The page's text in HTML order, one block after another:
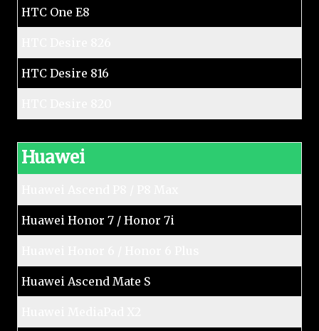
HTC One E8
HTC Desire 816
Huawei
Huawei Honor 7 / Honor 7i
Huawei Ascend Mate S